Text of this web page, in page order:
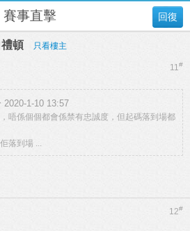
回復
賽事直擊
頓 只看樓主
11#
2020-1-10 13:57
唔係個個都會係禁有忠誠度，但起碼落到場都
落到場 ...
12#